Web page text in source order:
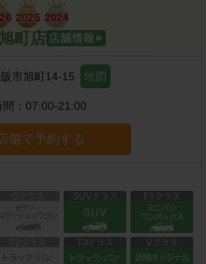
町店
市旭町14-15 地図
： 07:00-21:00
舗で予約する